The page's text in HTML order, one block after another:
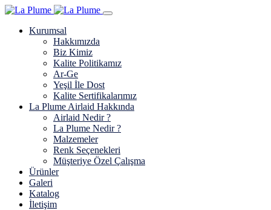
Kurumsal
Hakkımızda
Biz Kimiz
Kalite Politikamız
Ar-Ge
Yeşil İle Dost
Kalite Sertifikalarımız
La Plume Airlaid Hakkında
Airlaid Nedir ?
La Plume Nedir ?
Malzemeler
Renk Seçenekleri
Müşteriye Özel Çalışma
Ürünler
Galeri
Katalog
İletişim